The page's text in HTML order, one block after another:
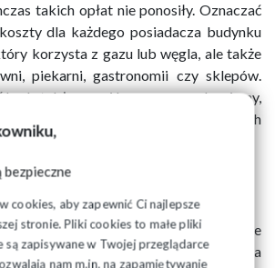
bezpieczne
cookies, aby zapewnić Ci najlepsze
stronie. Pliki cookies to małe pliki
zapisywane w Twojej przeglądarce
nam m.in. na zapamiętywanie
takich opłat nie ponosiły. Oznaczać
dla każdego posiadacza budynku
korzysta z gazu lub węgla, ale także
piekarni, gastronomii czy sklepów.
także ropy i benzyny, co odczujemy,
na stacjach, jak i pośrednio w cenach
nowym regulacjom"
duże uzależnienie od węgla, położenie
samym wysokie zapotrzebowanie na